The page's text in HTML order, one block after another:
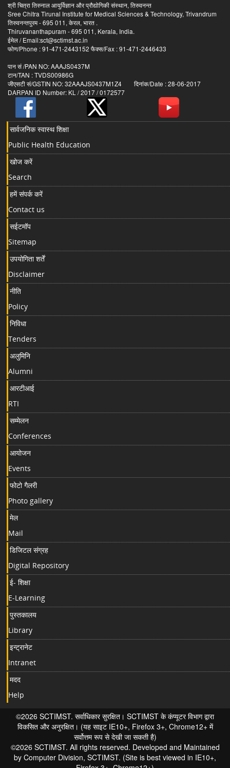
श्री चित्रा तिरुनाल आयुर्विज्ञान और प्रौद्योगिकी संस्थान, तिरुवनन्त
Sree Chitra Tirunal Institute for Medical Sciences & Technology, Trivandrum
तिरुवनन्तपुरम - 695 011, केरल, भारत .
Thiruvananthapuram - 695 011, Kerala, India.
ईमेल / Email:sct@sctimst.ac.in
फोण/Phone : 91-471-2443152 फैक्स/Fax : 91-471-2446433
पान सं /PAN NO: AAAJS0437M
टान/TAN : TVDS00986G
जीएसटी सं/GSTIN NO: 32AAAJS0437M1Z4 दिनांक/Date : 28-06-2017
DARPAN ID Number: KL / 2017 / 0172577
सार्वजनिक स्वास्थ शिक्षा
Public Health Education
खोज करें
Search
हमें संपर्क करें
Contact us
सईटमॉप
Sitemap
उपयोगिता शर्तें
Disclaimer
नीति
Policy
निविधा
Tenders
अलुमिनि
Alumni
आरटीआई
RTI
सम्मेलन
Conferences
आयोजन
Events
फोटो गैलरी
Photo gallery
मेल
Mail
डिजिटल संग्रह
Digital Repository
ई- शिक्षा
E-Learning
पुस्तकालय
Library
इन्ट्रानेट
Intranet
मदद
Help
©2026 SCTIMST. सर्वाधिकार सुरक्षित। SCTIMST के कंप्यूटर विभाग द्वारा
विकसित और अनुरक्षित। (यह साइट IE10+, Firefox 3+, Chrome12+ में
सर्वोत्तम रूप से देखी जा सकती है)
©2026 SCTIMST. All rights reserved. Developed and Maintained
by Computer Division, SCTIMST. (Site is best viewed in IE10+,